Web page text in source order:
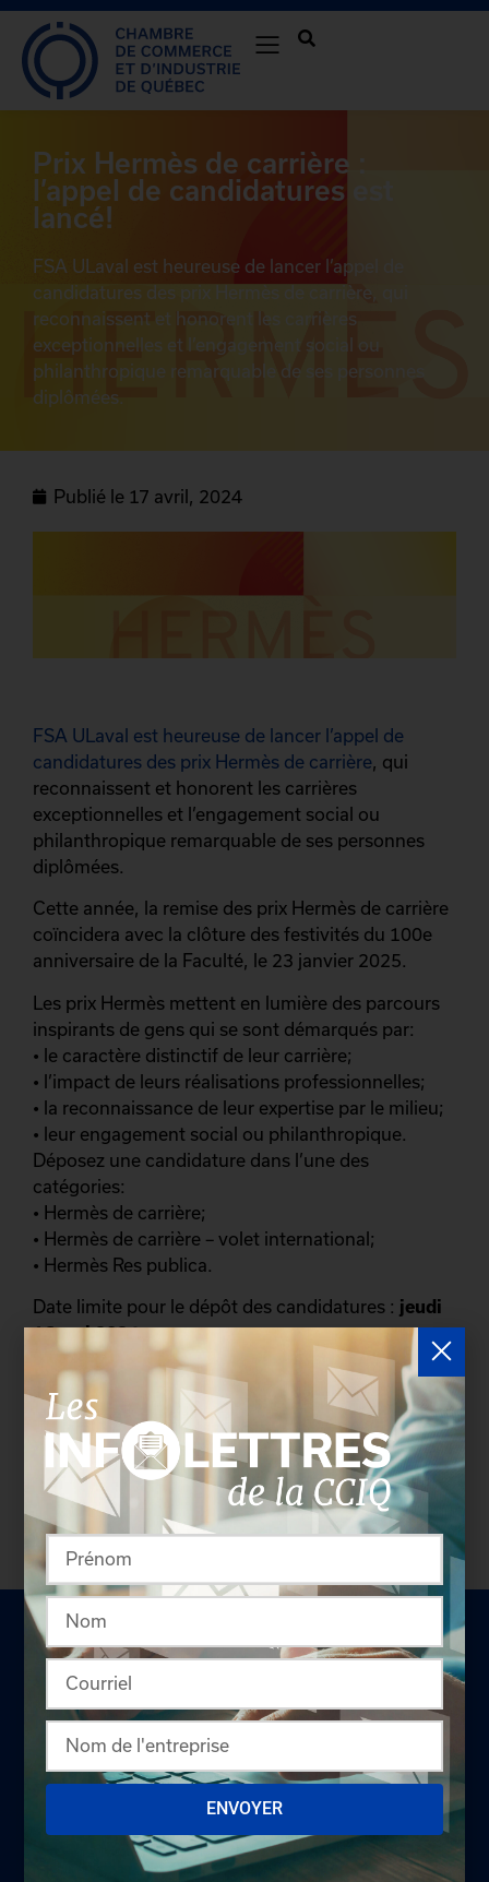
Prix Hermès de carrière :
l’appel de candidatures est
lancé!
FSA ULaval est heureuse de lancer l’appel de
candidatures des prix Hermès de carrière, qui
reconnaissent et honorent les carrières
exceptionnelles et l’engagement social ou
philanthropique remarquable de ses personnes
diplômées.
Publié le 17 avril, 2024
FSA ULaval est heureuse de lancer l’appel de
candidatures des prix Hermès de carrière, qui
reconnaissent et honorent les carrières
exceptionnelles et l’engagement social ou
philanthropique remarquable de ses personnes
diplômées.
Cette année, la remise des prix Hermès de carrière
coïncidera avec la clôture des festivités du 100e
anniversaire de la Faculté, le 23 janvier 2025.
Les prix Hermès mettent en lumière des parcours
inspirants de gens qui se sont démarqués par:
• le caractère distinctif de leur carrière;
• l’impact de leurs réalisations professionnelles;
• la reconnaissance de leur expertise par le milieu;
• leur engagement social ou philanthropique.
Déposez une candidature dans l’une des
catégories:
• Hermès de carrière;
• Hermès de carrière – volet international;
• Hermès Res publica.
Date limite pour le dépôt des candidatures : jeudi
16 mai 2024
LA CHAMBRE
Offres d'emploi
Appel d'offres
ENVOYER